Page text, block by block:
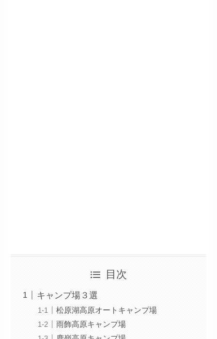
目次
キャンプ場３選
松原湖高原オートキャンプ場
雨飾高原キャンプ場